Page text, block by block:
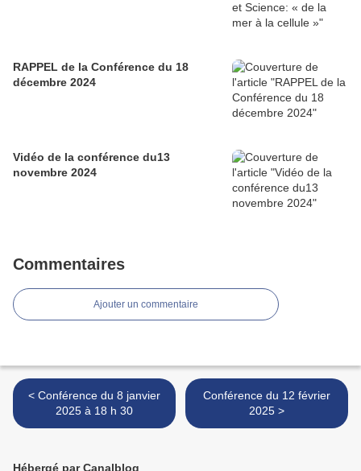
RAPPEL de la Conférence du 18
décembre 2024
Vidéo de la conférence du13
novembre 2024
Commentaires
Ajouter un commentaire
< Conférence du 8 janvier
2025 à 18 h 30
Conférence du 12 février
2025 >
Hébergé par Canalblog